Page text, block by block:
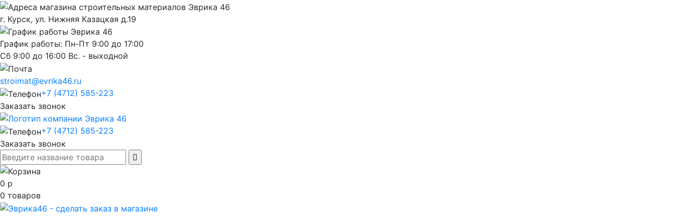
г. Курск, ул. Нижняя Казацкая д.19
График работы: Пн-Пт 9:00 до 17:00
Сб 9:00 до 16:00 Вс. - выходной
stroimat@evrika46.ru
+7 (4712) 585-223
Заказать звонок
+7 (4712) 585-223
Заказать звонок
0 р
0 товаров